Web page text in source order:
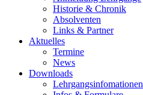
Historie & Chronik
Absolventen
Links & Partner
Aktuelles
Termine
News
Downloads
Lehrgangsinfomationen